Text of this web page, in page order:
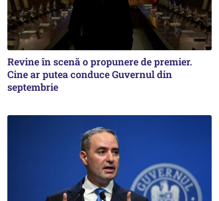
Revine în scenă o propunere de premier.
Cine ar putea conduce Guvernul din
septembrie